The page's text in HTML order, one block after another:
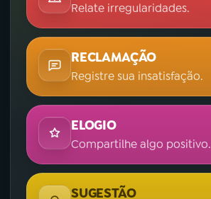
Relate irregularidades.
RECLAMAÇÃO
Registre sua insatisfação.
ELOGIO
Compartilhe algo positivo.
SUGESTÃO